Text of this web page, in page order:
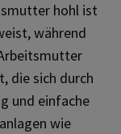
hohl ist
während
die sich durch
und einfache
wie